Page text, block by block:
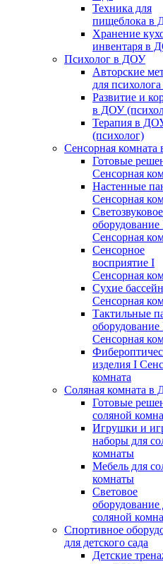
Техника для
пищеблока в
Хранение
инвентаря в
Психолог в ДОУ
Авторские
для
Развитие и
в ДОУ
Терапия в
(психолог)
Сенсорная
Готовые
Сенсорная
Настенные
Сенсорная
Светозвуковое
оборудование
Сенсорная
Сенсорное
восприятие I
Сенсорная
Сухие
Сенсорная
Тактильные
оборудование
Сенсорная
изделия I
комната
Соляная комната в
Готовые
соляной
Игрушки и
наборы для
комнаты
Мебель для
комнаты
Световое
оборудование
соляной
Спортивное
для детского сада
Детские